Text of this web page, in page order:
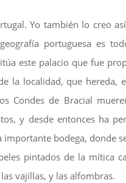
Yo también lo creo
portuguesa es
este palacio que fue
la localidad, que hereda,
Condes de Bracial
y desde entonces ha
importante bodega, donde
pintados de la mítica
vajillas, y las alfombras.